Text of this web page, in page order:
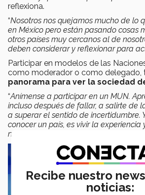
reflexiona.
“Nosotros nos quejamos mucho de lo
en México pero están pasando cosas
otros países muy cercanos al de
deben considerar y reflexionar para
Participar en modelos de las
como moderador o como delegado,
panorama para ver la sociedad
“Anímense a participar en un MUN.
incluso después de fallar, a salirte de
a superar el sentido de incertidumbre.
conocer un país, es vivir la experiencia
nuevas para toda la vida,
Recibe nuestro
noticias: